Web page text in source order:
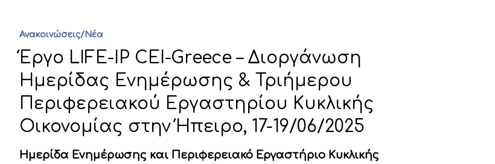
Ανακοινώσεις/Νέα
Έργο LIFE-IP CEI-Greece – Διοργάνωση
Ημερίδας Ενημέρωσης & Τριήμερου
Περιφερειακού Εργαστηρίου Κυκλικής
Οικονομίας στην Ήπειρο, 17-19/06/2025
Ημερίδα Ενημέρωσης και Περιφερειακό Εργαστήριο Κυκλικής